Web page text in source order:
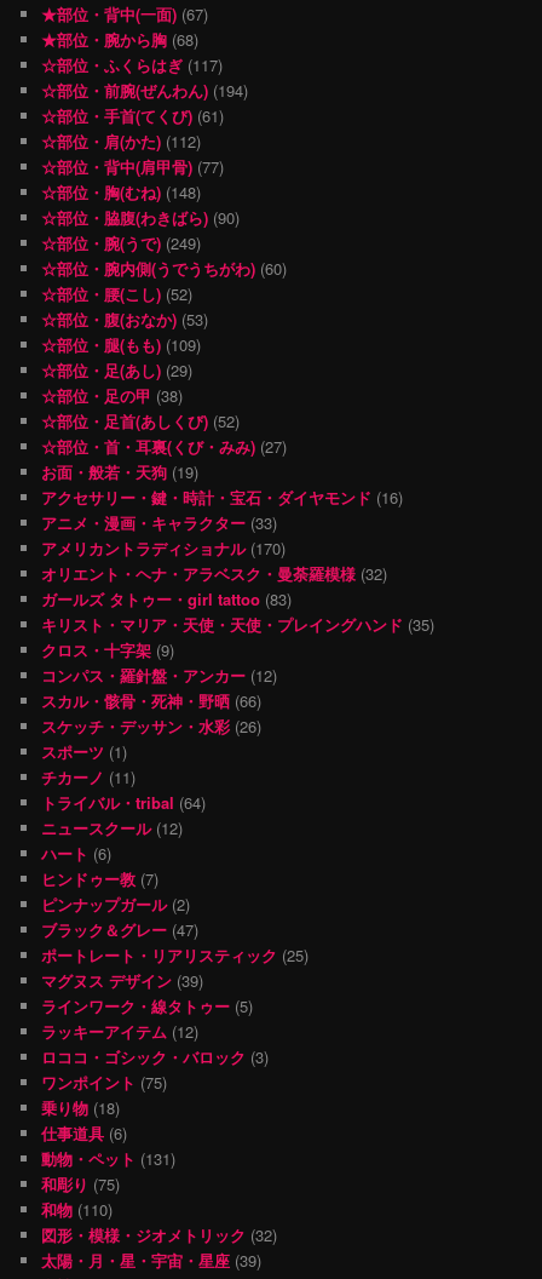
★部位・背中(一面) (67)
★部位・腕から胸 (68)
☆部位・ふくらはぎ (117)
☆部位・前腕(ぜんわん) (194)
☆部位・手首(てくび) (61)
☆部位・肩(かた) (112)
☆部位・背中(肩甲骨) (77)
☆部位・胸(むね) (148)
☆部位・脇腹(わきばら) (90)
☆部位・腕(うで) (249)
☆部位・腕内側(うでうちがわ) (60)
☆部位・腰(こし) (52)
☆部位・腹(おなか) (53)
☆部位・腿(もも) (109)
☆部位・足(あし) (29)
☆部位・足の甲 (38)
☆部位・足首(あしくび) (52)
☆部位・首・耳裏(くび・みみ) (27)
お面・般若・天狗 (19)
アクセサリー・鍵・時計・宝石・ダイヤモンド (16)
アニメ・漫画・キャラクター (33)
アメリカントラディショナル(170)
オリエント・ヘナ・アラベスク・曼荼羅模様 (32)
ガールズ タトゥー・girl tattoo (83)
キリスト・マリア・天使・天使・プレイングハンド (35)
クロス・十字架 (9)
コンパス・羅針盤・アンカー (12)
スカル・骸骨・死神・野晒 (66)
スケッチ・デッサン・水彩 (26)
スポーツ (1)
チカーノ (11)
トライバル・tribal (64)
ニュースクール(12)
ハート (6)
ヒンドゥー教 (7)
ピンナップガール(2)
ブラック＆グレー (47)
ポートレート・リアリスティック (25)
マグヌス デザイン (39)
ラインワーク・線タトゥー (5)
ラッキーアイテム (12)
ロココ・ゴシック・バロック (3)
ワンポイント (75)
乗り物 (18)
仕事道具 (6)
動物・ペット (131)
和彫り (75)
和物 (110)
図形・模様・ジオメトリック (32)
太陽・月・星・宇宙・星座 (39)